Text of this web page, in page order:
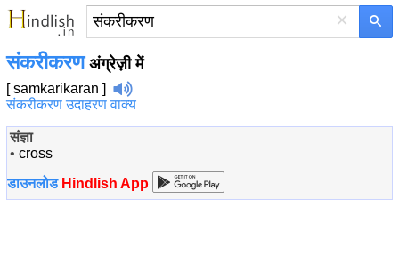
×
संकरीकरणअंग्रेज़ी में
[ samkarikaran ]
संकरीकरण उदाहरण वाक्य
संज्ञा
• cross
डाउनलोड Hindlish App